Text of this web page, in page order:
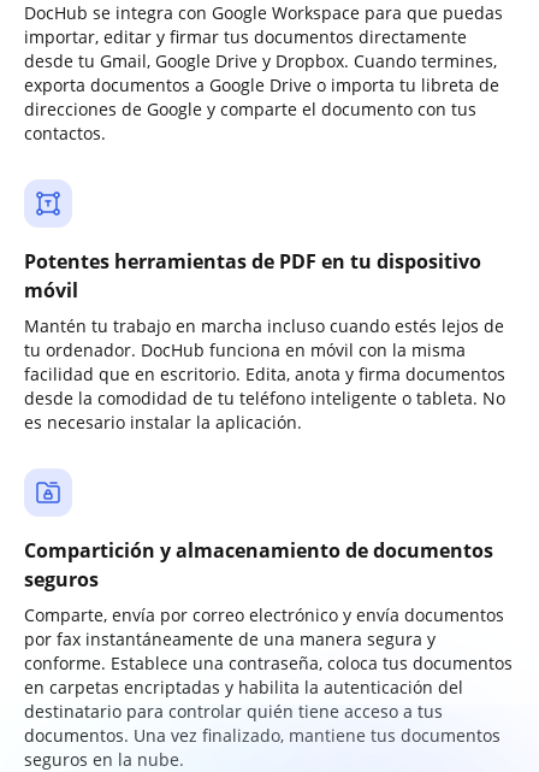
DocHub se integra con Google Workspace para que puedas
importar, editar y firmar tus documentos directamente
desde tu Gmail, Google Drive y Dropbox. Cuando termines,
exporta documentos a Google Drive o importa tu libreta de
direcciones de Google y comparte el documento con tus
contactos.
Potentes herramientas de PDF en tu dispositivo
móvil
Mantén tu trabajo en marcha incluso cuando estés lejos de
tu ordenador. DocHub funciona en móvil con la misma
facilidad que en escritorio. Edita, anota y firma documentos
desde la comodidad de tu teléfono inteligente o tableta. No
es necesario instalar la aplicación.
Compartición y almacenamiento de documentos
seguros
Comparte, envía por correo electrónico y envía documentos
por fax instantáneamente de una manera segura y
conforme. Establece una contraseña, coloca tus documentos
en carpetas encriptadas y habilita la autenticación del
destinatario para controlar quién tiene acceso a tus
documentos. Una vez finalizado, mantiene tus documentos
seguros en la nube.